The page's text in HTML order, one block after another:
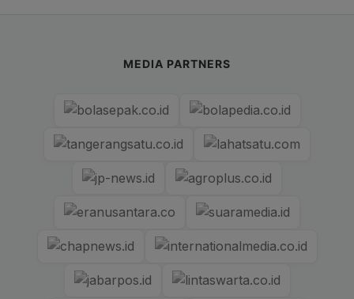
MEDIA PARTNERS